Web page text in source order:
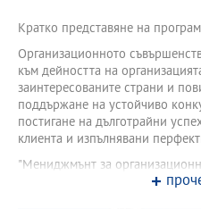
Кратко представяне на
Организационното
към дейността на
заинтересованите страни и
поддържане на устойчиво
постигане на дълготрайни
клиента и изпълнявани
"Мениджмънт за
първата и единствената